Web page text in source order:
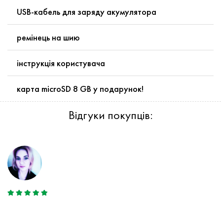
USB-кабель для заряду акумулятора
ремінець на шию
інструкція користувача
карта microSD 8 GB у подарунок!
Відгуки покупців: